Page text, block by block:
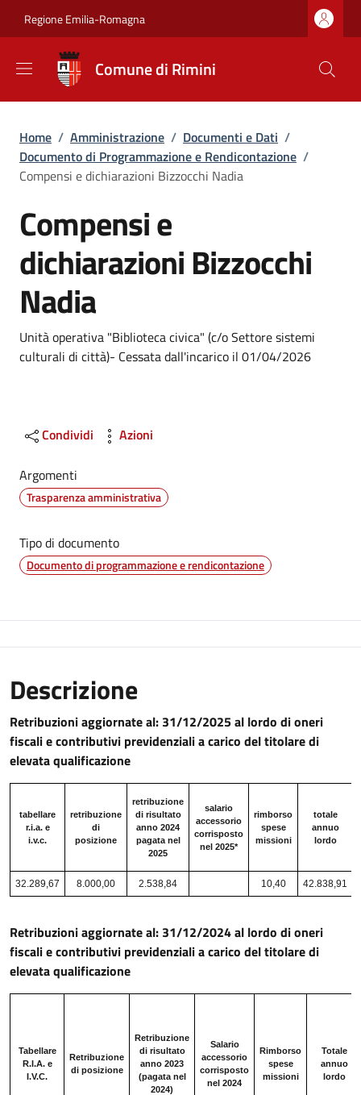
Regione Emilia-Romagna
Comune di Rimini
Briciole di pane
Home / Amministrazione / Documenti e Dati /
Documento di Programmazione e Rendicontazione /
Compensi e dichiarazioni Bizzocchi Nadia
Compensi e
dichiarazioni Bizzocchi
Nadia
Dettagli
Unità operativa "Biblioteca civica" (c/o Settore sistemi
culturali di città)- Cessata dall'incarico il 01/04/2026
Condividi Azioni
Argomenti
Trasparenza amministrativa
Tipo di documento
Documento di programmazione e rendicontazione
Descrizione
Retribuzioni aggiornate al: 31/12/2025 al lordo di oneri
fiscali e contributivi previdenziali a carico del titolare di
elevata qualificazione
tabellare
r.i.a. e
i.v.c.
retribuzione
di
posizione
retribuzione
di risultato
anno 2024
pagata nel
2025
salario
accessorio
corrisposto
nel 2025*
rimborso
spese
missioni
totale
annuo
lordo
32.289,67 8.000,00 2.538,84 10,40 42.838,91
Retribuzioni aggiornate al: 31/12/2024 al lordo di oneri
fiscali e contributivi previdenziali a carico del titolare di
elevata qualificazione
Tabellare
R.I.A. e
I.V.C.
Retribuzione
di posizione
Retribuzione
di risultato
anno 2023
(pagata nel
2024)
Salario
accessorio
corrisposto
nel 2024
Rimborso
spese
missioni
Totale
annuo
lordo